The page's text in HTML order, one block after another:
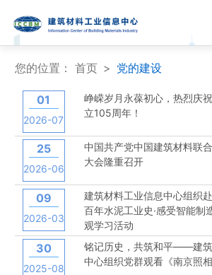
您的位置： 首页 党的建设
01
2026-07
峥嵘岁月永葆初心，热烈庆
立105周年！
25
2026-06
中国共产党中国建筑材料联
大会隆重召开
09
2026-03
建筑材料工业信息中心组织
百年水泥工业史·感受智能制
观学习活动
30
2025-08
铭记历史，共筑和平——建
中心组织党群观看《南京照相